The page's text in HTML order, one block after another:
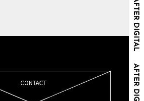
CONTACT